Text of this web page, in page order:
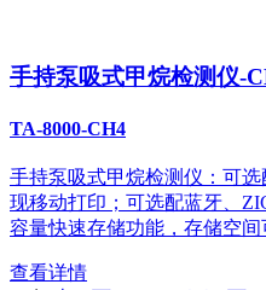
手持泵吸式甲烷检测仪-
TA-8000-CH4
手持泵吸式甲烷检测仪：可
现移动打印；可选配蓝牙、
容量快速存储功能，存储空间
查看详情